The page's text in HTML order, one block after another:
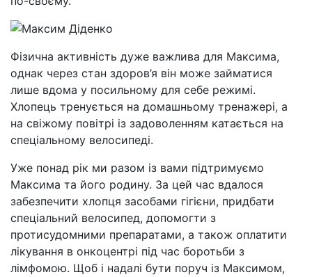
Фізична активність дуже важлива для Максима,
однак через стан здоров’я він може займатися
лише вдома у посильному для себе режимі.
Хлопець тренується на домашньому тренажері, а
на свіжому повітрі із задоволенням катається на
спеціальному велосипеді.
Уже понад рік ми разом із вами підтримуємо
Максима та його родину. За цей час вдалося
забезпечити хлопця засобами гігієни, придбати
спеціальний велосипед, допомогти з
протисудомними препаратами, а також оплатити
лікування в онкоцентрі під час боротьби з
лімфомою. Щоб і надалі бути поруч із Максимом,